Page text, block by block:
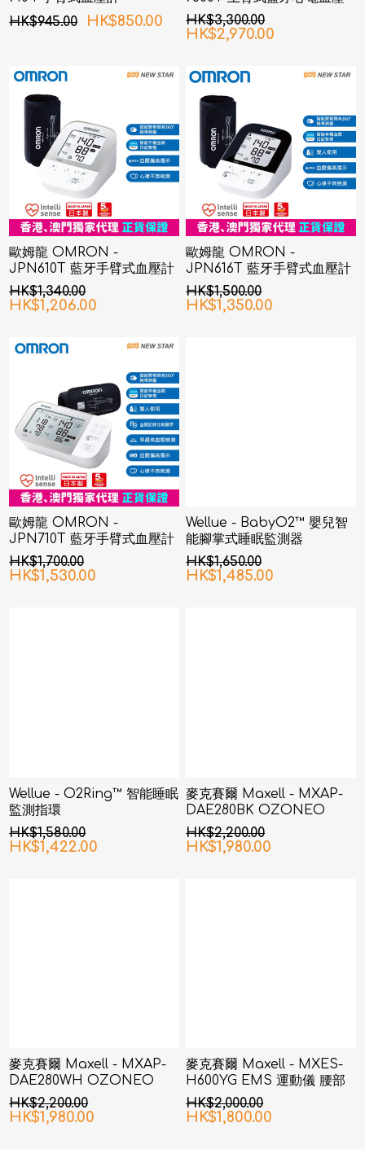
HK$945.00
HK$850.00
計
HK$3,300.00
HK$2,970.00
歐姆龍 OMRON -
JPN610T 藍牙手臂式血壓計
HK$1,340.00
HK$1,206.00
歐姆龍 OMRON -
JPN616T 藍牙手臂式血壓計
HK$1,500.00
HK$1,350.00
歐姆龍 OMRON -
JPN710T 藍牙手臂式血壓計
HK$1,700.00
HK$1,530.00
Wellue - BabyO2™ 嬰兒智
能腳掌式睡眠監測器
HK$1,650.00
HK$1,485.00
Wellue - O2Ring™ 智能睡眠
監測指環
HK$1,580.00
HK$1,422.00
麥克賽爾 Maxell - MXAP-
DAE280BK OZONEO
AERO+ 除菌消臭機 黑色
HK$2,200.00
HK$1,980.00
麥克賽爾 Maxell - MXAP-
DAE280WH OZONEO
AERO+ 除菌消臭機 白色
HK$2,200.00
HK$1,980.00
麥克賽爾 Maxell - MXES-
H600YG EMS 運動儀 腰部
& 臀部
HK$2,000.00
HK$1,800.00